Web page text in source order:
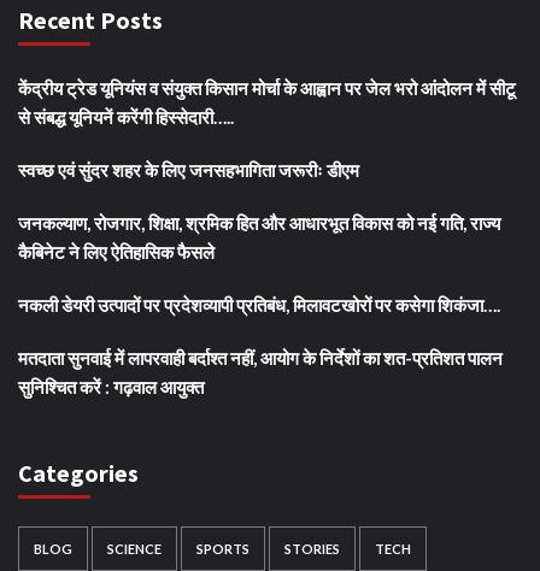
Recent Posts
केंद्रीय ट्रेड यूनियंस व संयुक्त किसान मोर्चा के आह्वान पर जेल भरो आंदोलन में सीटू
से संबद्ध यूनियनें करेंगी हिस्सेदारी…..
स्वच्छ एवं सुंदर शहर के लिए जनसहभागिता जरूरीः डीएम
जनकल्याण, रोजगार, शिक्षा, श्रमिक हित और आधारभूत विकास को नई गति, राज्य
कैबिनेट ने लिए ऐतिहासिक फैसले
नकली डेयरी उत्पादों पर प्रदेशव्यापी प्रतिबंध, मिलावटखोरों पर कसेगा शिकंजा….
मतदाता सुनवाई में लापरवाही बर्दाश्त नहीं, आयोग के निर्देशों का शत-प्रतिशत पालन
सुनिश्चित करें : गढ़वाल आयुक्त
Categories
BLOG SCIENCE SPORTS STORIES TECH